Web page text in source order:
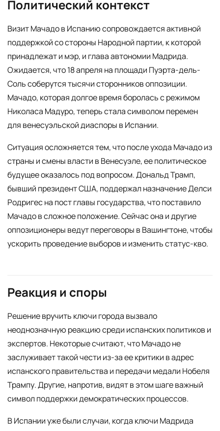
Политический контекст
Визит Мачадо в Испанию сопровождается активной
поддержкой со стороны Народной партии, к которой
принадлежат и мэр, и глава автономии Мадрида.
Ожидается, что 18 апреля на площади Пуэрта-дель-
Соль соберутся тысячи сторонников оппозиции.
Мачадо, которая долгое время боролась с режимом
Николаса Мадуро, теперь стала символом перемен
для венесуэльской диаспоры в Испании.
Ситуация осложняется тем, что после ухода Мачадо из
страны и смены власти в Венесуэле, ее политическое
будущее оказалось под вопросом. Дональд Трамп,
бывший президент США, поддержал назначение Делси
Родригес на пост главы государства, что поставило
Мачадо в сложное положение. Сейчас она и другие
оппозиционеры ведут переговоры в Вашингтоне, чтобы
ускорить проведение выборов и изменить статус-кво.
Реакция и споры
Решение вручить ключи города вызвало
неоднозначную реакцию среди испанских политиков и
экспертов. Некоторые считают, что Мачадо не
заслуживает такой чести из-за ее критики в адрес
испанского правительства и передачи медали Нобеля
Трампу. Другие, напротив, видят в этом шаге важный
символ поддержки демократических процессов.
В Испании уже были случаи, когда ключи Мадрида